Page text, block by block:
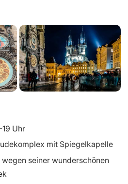
Uhr
mit Spiegelkapelle
seiner wunderschönen